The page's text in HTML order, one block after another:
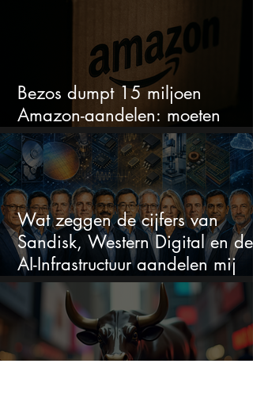
Bezos dumpt 15 miljoen
Amazon-aandelen: moeten
beleggers zich zorgen maken?
Wat zeggen de cijfers van
Sandisk, Western Digital en de
AI-Infrastructuur aandelen mij
werkelijk